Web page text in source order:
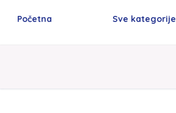
Početna Sve kategorije